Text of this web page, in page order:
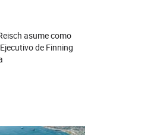
asume como
de Finning